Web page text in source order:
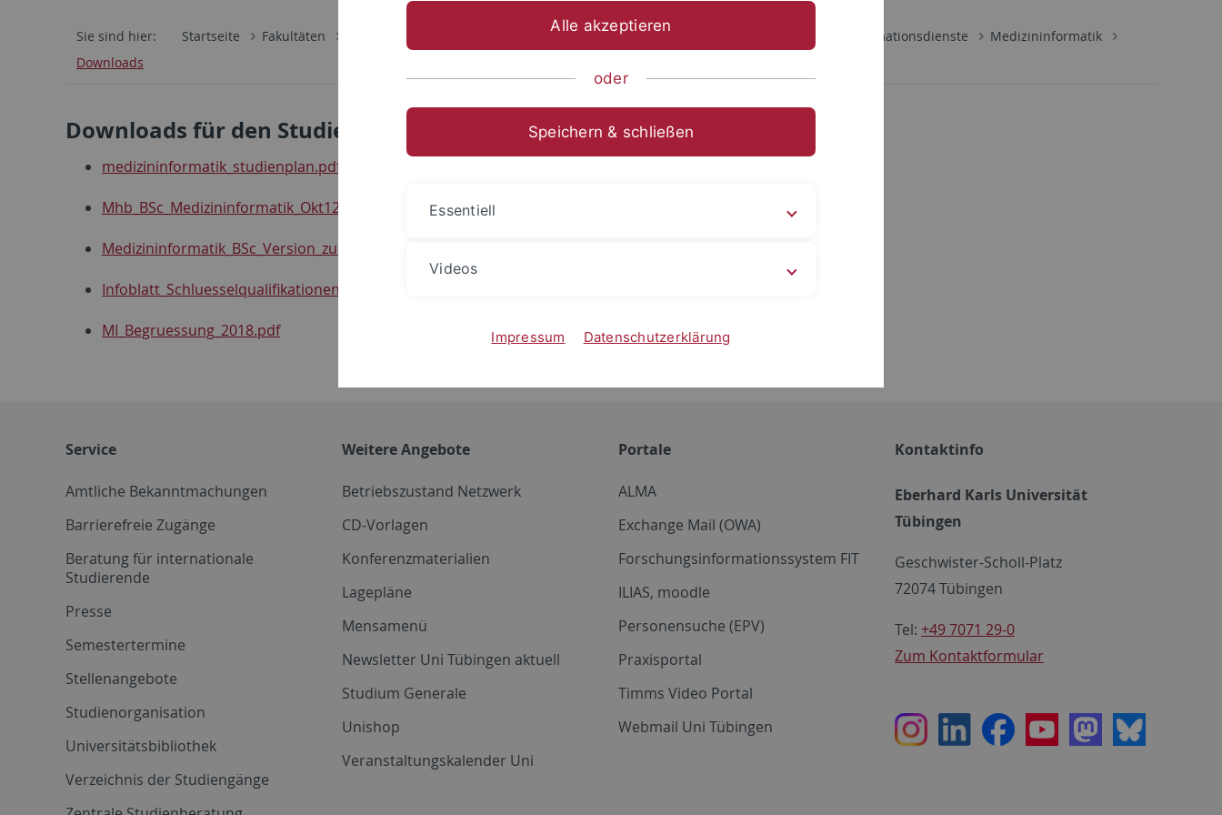
Sie sind hier: Startseite Fakultäten Mathematisch-Naturwissenschaftliche Fakultät Fachbereiche Informationsdienste
Medizininformatik
Downloads
Downloads für den Studiengang Medizininformatik
medizininformatik_studienplan.pdf
Mhb_BSc_Medizininformatik_Okt12.pdf
Medizininformatik_BSc_Version_zur_Veröffentlichung_16_07_2012.pdf
Infoblatt_Schluesselqualifikationen_WS2013.pdf
MI_Begruessung_2018.pdf
Service
Amtliche Bekanntmachungen
Barrierefreie Zugänge
Beratung für internationale
Studierende
Presse
Semestertermine
Stellenangebote
Studienorganisation
Universitätsbibliothek
Verzeichnis der Studiengänge
Weitere Angebote
Betriebszustand Netzwerk
CD-Vorlagen
Konferenzmaterialien
Lagepläne
Mensamenü
Newsletter Uni Tübingen aktuell
Studium Generale
Unishop
Veranstaltungskalender Uni
Portale
ALMA
Exchange Mail (OWA)
Forschungsinformationssystem FIT
ILIAS, moodle
Personensuche (EPV)
Praxisportal
Timms Video Portal
Webmail Uni Tübingen
Kontaktinfo
Eberhard Karls Universität
Tübingen
Geschwister-Scholl-Platz
72074 Tübingen
Tel: +49 7071 29-0
Zum Kontaktformular
InstagramLinkedInFacebookYoutubeMastodon
Bluesky
Alle akzeptieren
oder
Speichern & schließen
Essentiell
Videos
Impressum Datenschutzerklärung